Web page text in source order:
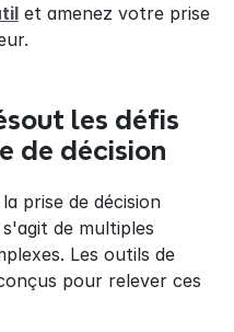
et amenez votre prise
les défis
de décision
prise de décision
de multiples
Les outils de
pour relever ces